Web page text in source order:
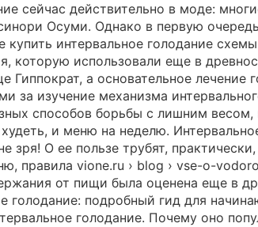
сейчас действительно в моде:
Осуми. Однако в первую
купить интервальное голодание
которую использовали еще в
Гиппократ, а основательное
за изучение механизма
способов борьбы с лишним весом,
и меню на неделю.
зря! О ее пользе трубят,
правила vione.ru › blog › vse-o-
от пищи была оценена еще в
голодание: подробный гид для
голодание. Почему оно